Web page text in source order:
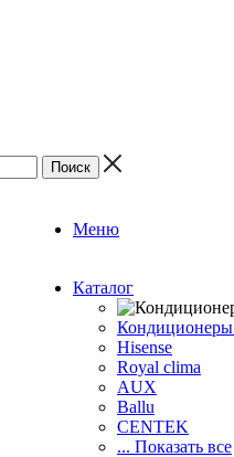
Меню
Каталог
Кондиционеры
Hisense
Royal clima
AUX
Ballu
CENTEK
... Показать все